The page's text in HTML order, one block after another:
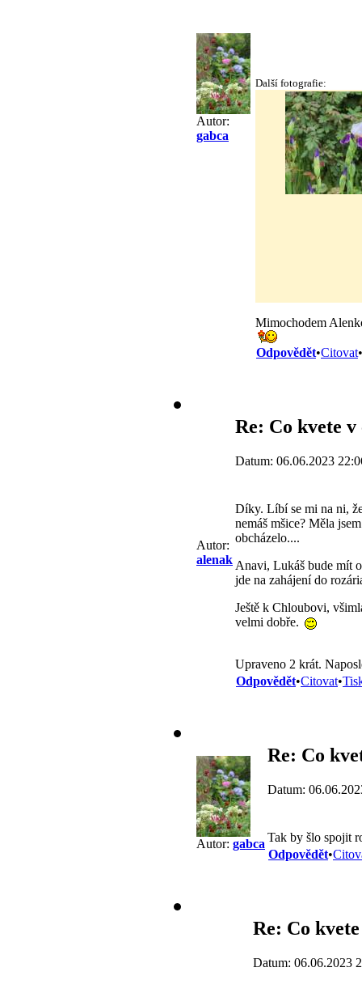
Autor:
gabca
Další fotografie:
Mimochodem
Odpovědět•Citovat•
Autor:
alenak
Re: Co kvete
Datum: 06.06.2023
Díky. Líbí se mi na ni,
nemáš mšice? Měla
obcházelo....
Anavi, Lukáš bude mít
jde na zahájení do
Ještě k Chloubovi,
velmi dobře.
Upraveno 2 krát.
Odpovědět•Citovat•
Autor: gabca
Re: Co
Datum:
Tak by šlo spojit
Odpovědět•
Re: Co
Datum: 06.06.2023